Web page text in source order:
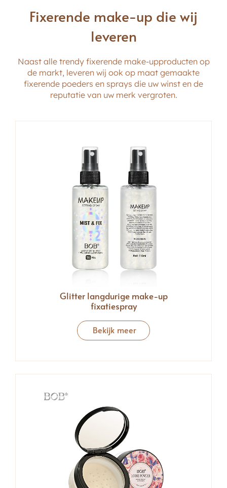
Fixerende make-up die wij
leveren
Naast alle trendy fixerende make-upproducten op
de markt, leveren wij ook op maat gemaakte
fixerende poeders en sprays die uw winst en de
reputatie van uw merk vergroten.
Glitter langdurige make-up
fixatiespray
Bekijk meer